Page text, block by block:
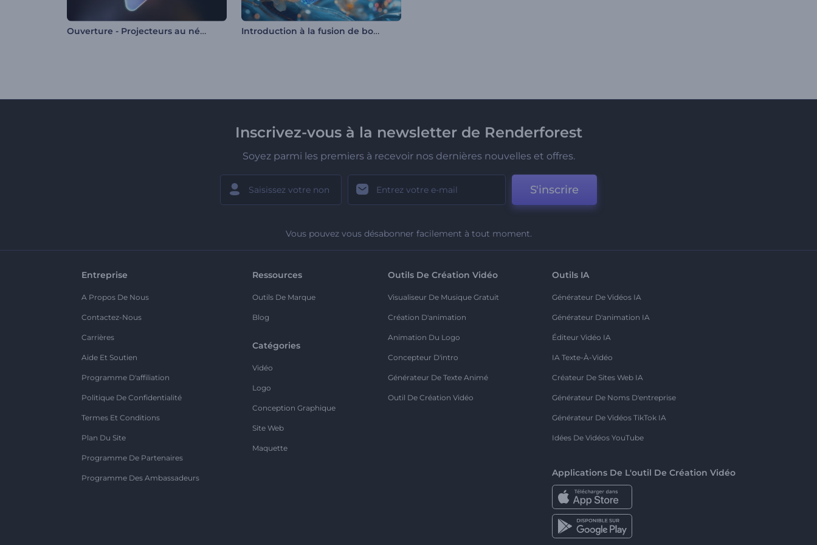
Ouverture - Projecteurs au néon Introduction à la fusion de boules liquides
Inscrivez-vous à la newsletter de Renderforest
Soyez parmi les premiers à recevoir nos dernières nouvelles et offres.
S'inscrire
Vous pouvez vous désabonner facilement à tout moment.
Entreprise
A Propos De Nous
Contactez-Nous
Carrières
Aide Et Soutien
Programme D'affiliation
Politique De Confidentialité
Termes Et Conditions
Plan Du Site
Programme De Partenaires
Programme Des Ambassadeurs
Ressources
Outils De Marque
Blog
Catégories
Vidéo
Logo
Conception Graphique
Site Web
Maquette
Outils De Création Vidéo
Visualiseur De Musique Gratuit
Création D'animation
Animation Du Logo
Concepteur D'intro
Générateur De Texte Animé
Outil De Création Vidéo
Outils IA
Générateur De Vidéos IA
Générateur D'animation IA
Éditeur Vidéo IA
IA Texte-À-Vidéo
Créateur De Sites Web IA
Générateur De Noms D'entreprise
Générateur De Vidéos TikTok IA
Idées De Vidéos YouTube
Applications De L'outil De Création Vidéo